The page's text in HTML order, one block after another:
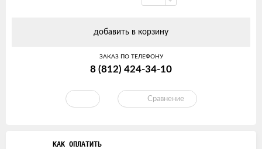
добавить в корзину
ЗАКАЗ ПО ТЕЛЕФОНУ
8 (812) 424-34-10
Сравнение
КАК ОПЛАТИТЬ